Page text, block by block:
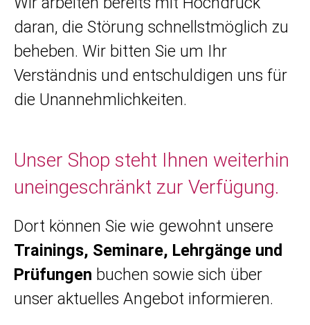
daran, die Störung schnellstmöglich zu
beheben. Wir bitten Sie um Ihr
Verständnis und entschuldigen uns für
die Unannehmlichkeiten.
Unser Shop steht Ihnen weiterhin
uneingeschränkt zur Verfügung.
Dort können Sie wie gewohnt unsere
Trainings, Seminare, Lehrgänge und
Prüfungen buchen sowie sich über
unser aktuelles Angebot informieren.